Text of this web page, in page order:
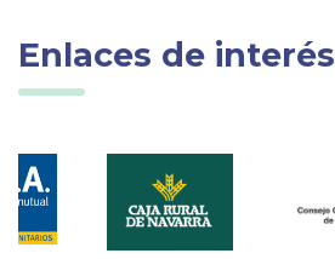
Enlaces de interés